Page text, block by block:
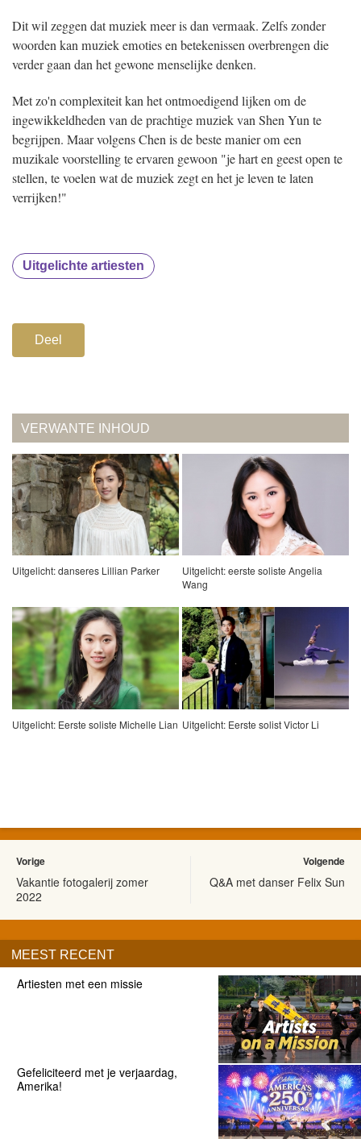
Dit wil zeggen dat muziek meer is dan vermaak. Zelfs zonder
woorden kan muziek emoties en betekenissen overbrengen die
verder gaan dan het gewone menselijke denken.
Met zo'n complexiteit kan het ontmoedigend lijken om de
ingewikkeldheden van de prachtige muziek van Shen Yun te
begrijpen. Maar volgens Chen is de beste manier om een
muzikale voorstelling te ervaren gewoon "je hart en geest open te
stellen, te voelen wat de muziek zegt en het je leven te laten
verrijken!"
Uitgelichte artiesten
Deel
VERWANTE INHOUD
Uitgelicht: danseres Lillian Parker
Uitgelicht: eerste soliste Angelia
Wang
Uitgelicht: Eerste soliste Michelle Lian Uitgelicht: Eerste solist Victor Li
Vorige
Vakantie fotogalerij zomer
2022
Volgende
Q&A met danser Felix Sun
MEEST RECENT
Artiesten met een missie
Gefeliciteerd met je verjaardag,
Amerika!